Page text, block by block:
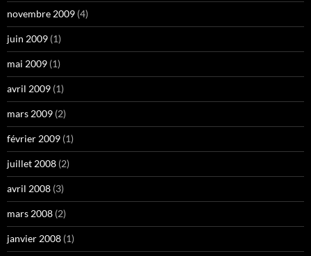
novembre 2009 (4)
juin 2009 (1)
mai 2009 (1)
avril 2009 (1)
mars 2009 (2)
février 2009 (1)
juillet 2008 (2)
avril 2008 (3)
mars 2008 (2)
janvier 2008 (1)